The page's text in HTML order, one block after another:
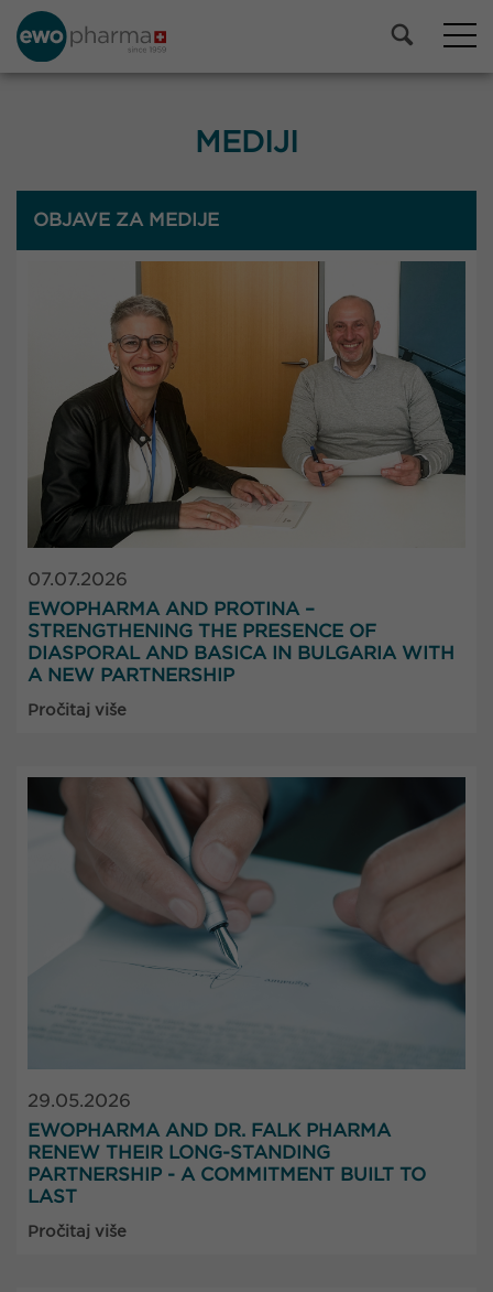
MEDIJI
OBJAVE ZA MEDIJE
07.07.2026
EWOPHARMA AND PROTINA –
STRENGTHENING THE PRESENCE OF
DIASPORAL AND BASICA IN BULGARIA WITH
A NEW PARTNERSHIP
Pročitaj više
29.05.2026
EWOPHARMA AND DR. FALK PHARMA
RENEW THEIR LONG-STANDING
PARTNERSHIP - A COMMITMENT BUILT TO
LAST
Pročitaj više